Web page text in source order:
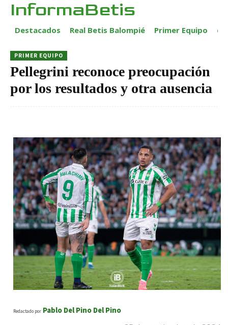
InformaBetis
Destacados Real Betis Balompié Primer Equipo
PRIMER EQUIPO
Pellegrini reconoce preocupación
por los resultados y otra ausencia
Redactado por Pablo Del Pino Del Pino